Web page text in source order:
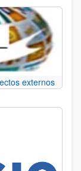
externos